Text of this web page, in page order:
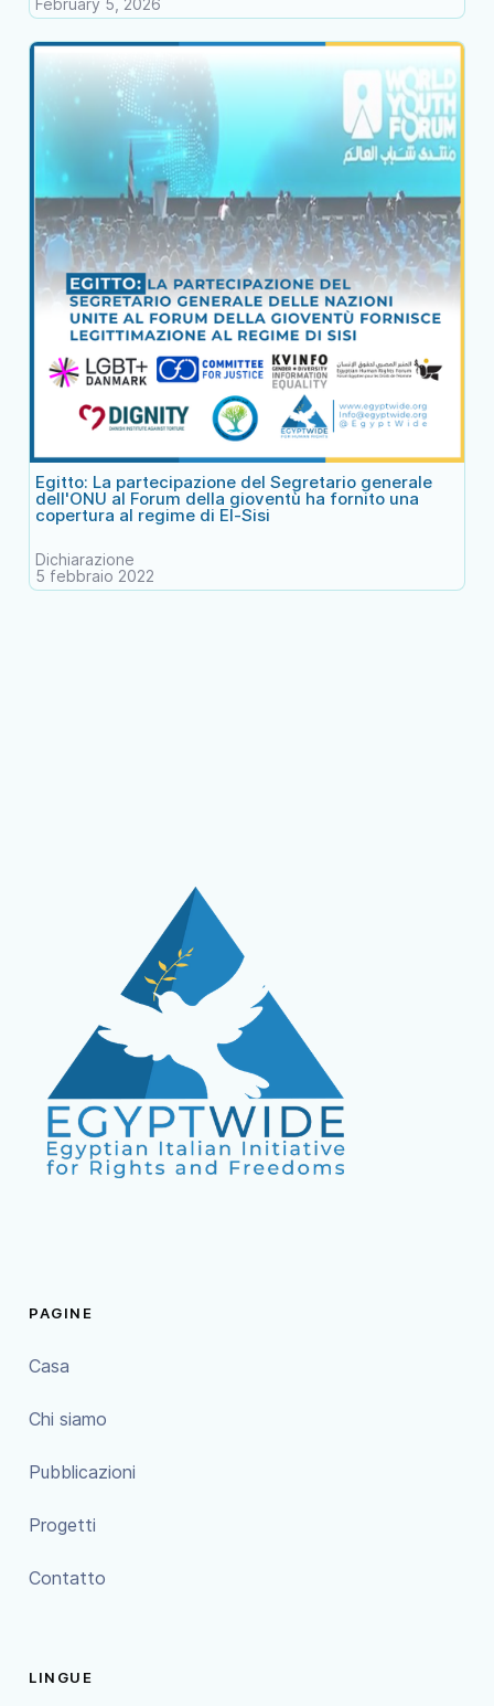
February 5, 2026
Egitto: La partecipazione del Segretario generale
dell'ONU al Forum della gioventù ha fornito una
copertura al regime di El-Sisi
Dichiarazione
5 febbraio 2022
PAGINE
Casa
Chi siamo
Pubblicazioni
Progetti
Contatto
LINGUE